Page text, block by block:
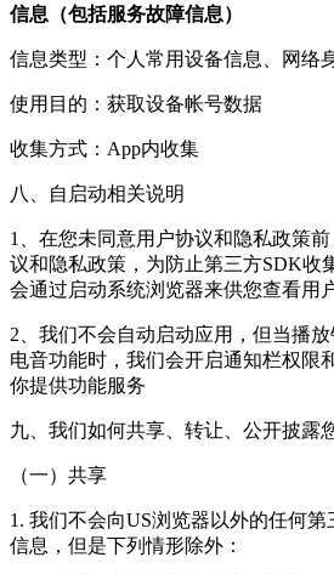
信息（包括服务故障信息）
信息类型：个人常用设备信息、网络
使用目的：获取设备帐号数据
收集方式：App内收集
八、自启动相关说明
1、在您未同意用户协议和隐私政策
议和隐私政策，为防止第三方SDK收
会通过启动系统浏览器来供您查看用
2、我们不会自动启动应用，但当播
电音功能时，我们会开启通知栏权限
你提供功能服务
九、我们如何共享、转让、公开披露
（一）共享
1. 我们不会向US浏览器以外的任何第
信息，但是下列情形除外：